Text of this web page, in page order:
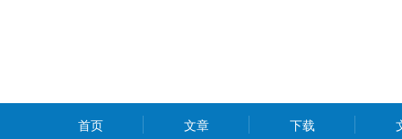
MENU
首页 文章 下载